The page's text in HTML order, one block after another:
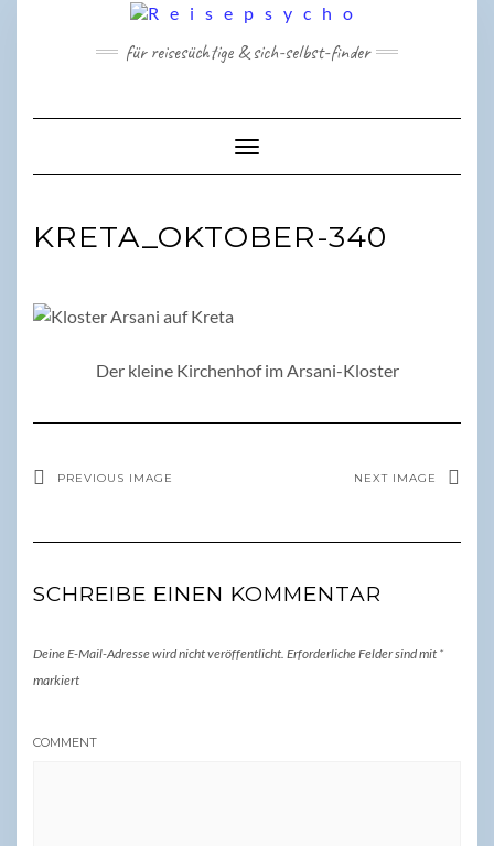
für reisesüchtige & sich-selbst-finder
Toggle Navigation
KRETA_OKTOBER-340
Der kleine Kirchenhof im Arsani-Kloster
PREVIOUS IMAGE NEXT IMAGE
SCHREIBE EINEN KOMMENTAR
Deine E-Mail-Adresse wird nicht veröffentlicht. Erforderliche Felder sind mit *
markiert
COMMENT